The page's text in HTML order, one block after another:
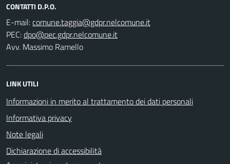
CONTATTI D.P.O.
E-mail:
PEC:
Avv. Massimo Ramello
LINK UTILI
Informazioni in merito al trattamento dei dati personali
Informativa privacy
Note legali
Dichiarazione di accessibilità